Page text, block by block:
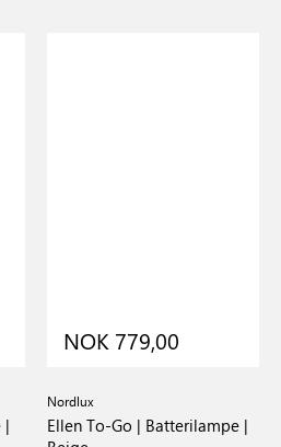
|
NOK 779,00
Nordlux
Ellen To-Go | Batterilampe |